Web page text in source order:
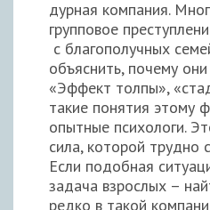
дурная компания.
групповое
с благополучных
объяснить, почему
«Эффект толпы»,
такие понятия этому
опытные психологи.
сила, которой трудно
Если подобная
задача взрослых –
редко в такой